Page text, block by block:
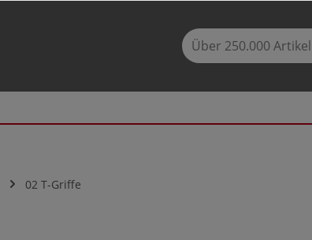
02 T-Griffe